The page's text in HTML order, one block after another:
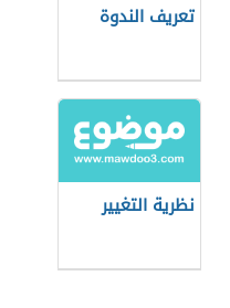
تعريف الندوة
نظرية التغيير